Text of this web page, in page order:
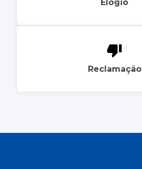
Elogio
Reclamação